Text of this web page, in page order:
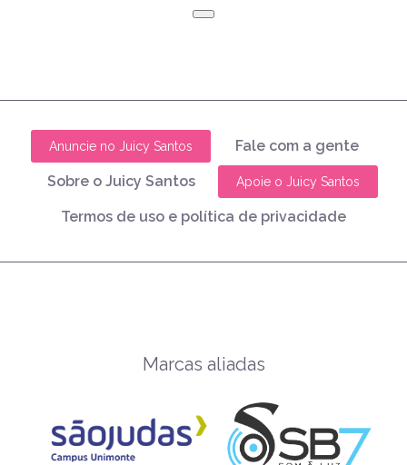
Anuncie no Juicy Santos Fale com a gente
Sobre o Juicy Santos Apoie o Juicy Santos
Termos de uso e política de privacidade
Marcas aliadas